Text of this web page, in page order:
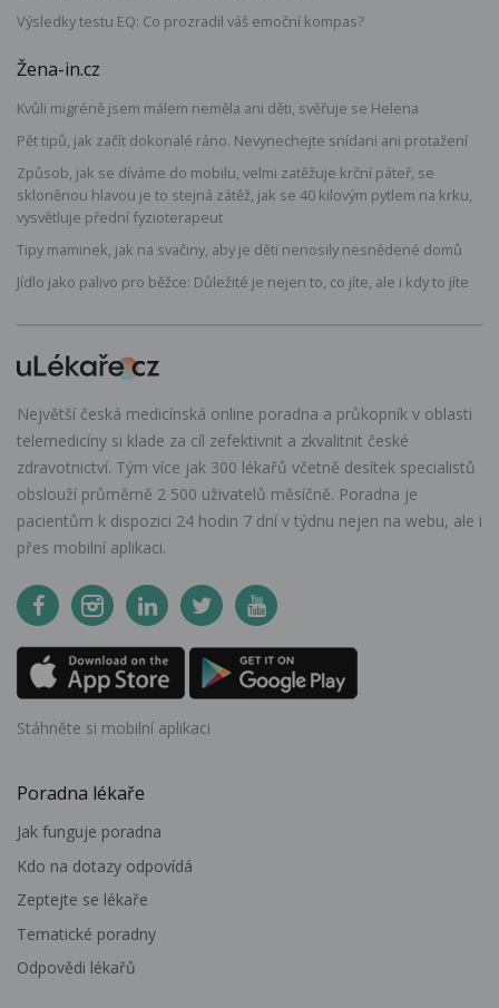
Výsledky testu EQ: Co prozradil váš emoční kompas?
Žena-in.cz
Kvůli migréně jsem málem neměla ani děti, svěřuje se Helena
Pět tipů, jak začít dokonalé ráno. Nevynechejte snídani ani protažení
Způsob, jak se díváme do mobilu, velmi zatěžuje krční páteř, se
skloněnou hlavou je to stejná zátěž, jak se 40 kilovým pytlem na krku,
vysvětluje přední fyzioterapeut
Tipy maminek, jak na svačiny, aby je děti nenosily nesnědené domů
Jídlo jako palivo pro běžce: Důležité je nejen to, co jíte, ale i kdy to jíte
Největší česká medicínská online poradna a průkopník v oblasti
telemedicíny si klade za cíl zefektivnit a zkvalitnit české
zdravotnictví. Tým více jak 300 lékařů včetně desítek specialistů
obslouží průměrně 2 500 uživatelů měsíčně. Poradna je
pacientům k dispozici 24 hodin 7 dní v týdnu nejen na webu, ale i
přes mobilní aplikaci.
Stáhněte si mobilní aplikaci
Poradna lékaře
Jak funguje poradna
Kdo na dotazy odpovídá
Zeptejte se lékaře
Tematické poradny
Odpovědi lékařů